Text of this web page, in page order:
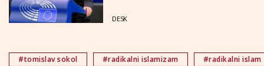
DESK
#tomislav sokol #radikalni islamizam
#radikalni islam